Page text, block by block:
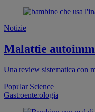
Notizie
Malattie
Una review sistematica con
Popular Science
Gastroenterologia